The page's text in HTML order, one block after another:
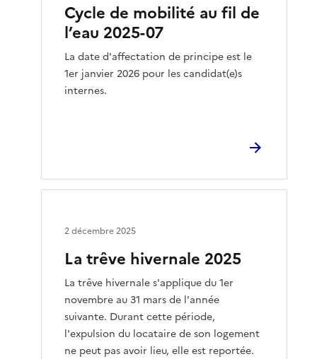
Cycle de mobilité au fil de
l’eau 2025-07
La date d'affectation de principe est le
1er janvier 2026 pour les candidat(e)s
internes.
La trêve hivernale 2025
La trêve hivernale s'applique du 1er
novembre au 31 mars de l'année
suivante. Durant cette période,
l'expulsion du locataire de son logement
ne peut pas avoir lieu, elle est reportée.
2 décembre 2025